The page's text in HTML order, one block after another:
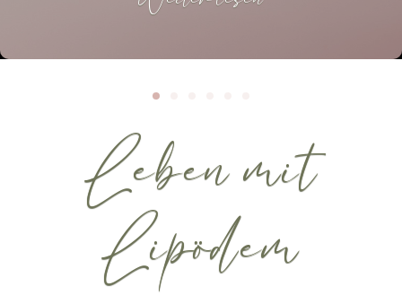
Leben mit
Lipödem